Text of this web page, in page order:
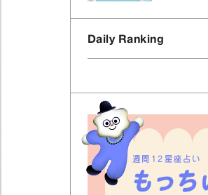
Daily Ranking
週間12星座占い